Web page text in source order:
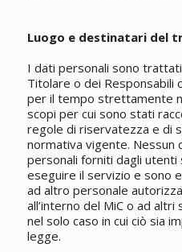
Luogo e destinatari del
I dati personali sono
Titolare o dei Responsabili
per il tempo strettamente
scopi per cui sono stati
regole di riservatezza e di
normativa vigente. Nessun
personali forniti dagli utenti
eseguire il servizio e sono
ad altro personale
all’interno del MiC o ad
nel solo caso in cui ciò sia
legge.